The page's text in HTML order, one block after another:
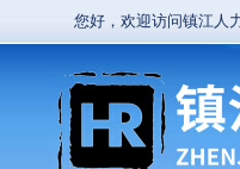
您好，欢迎访问镇江人